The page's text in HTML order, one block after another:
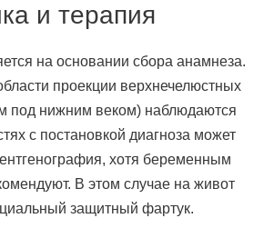
и терапия
на основании сбора анамнеза.
проекции верхнечелюстных
под нижним веком) наблюдаются
с постановкой диагноза может
хотя беременным
В этом случае на живот
защитный фартук.